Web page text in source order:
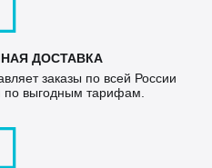
ДОСТАВКА
заказы по всей России
по выгодным тарифам.